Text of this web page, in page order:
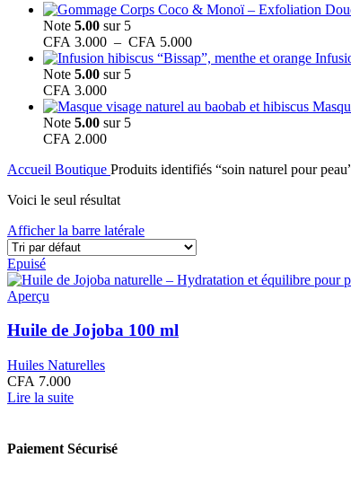
Note 5.00 sur 5
CFA 3.000 – CFA 5.000Plage
de
à
Note 5.00 sur 5
CFA 3.000
Note 5.00 sur 5
CFA 2.000
Accueil Boutique Produits identifiés “soin naturel pour
Voici le seul résultat
Afficher la barre latérale
Epuisé
Aperçu
Huile de Jojoba 100 ml
Huiles Naturelles
CFA 7.000
Lire la suite
Paiement Sécurisé